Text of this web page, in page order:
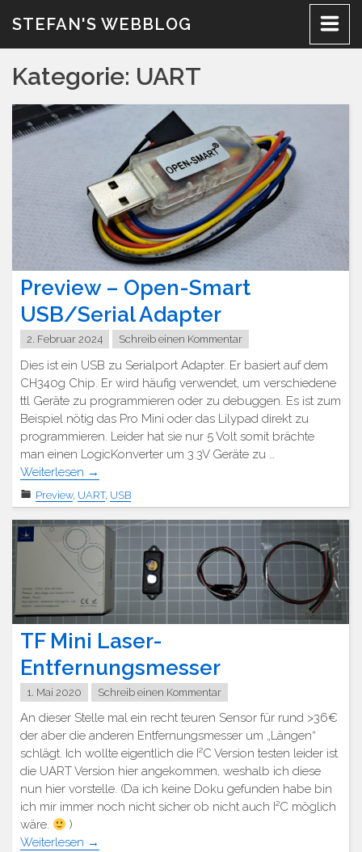
InhaltSTEFAN'S WEBBLOG
Kategorie: UART
Preview – Open-Smart
USB/Serial Adapter
2. Februar 2024 Schreib einen Kommentar
Dies ist ein USB zu Serialport Adapter. Er basiert auf dem
CH340g Chip. Er wird häufig verwendet, um verschiedene
ttl Geräte zu programmieren oder zu debuggen. Es ist zum
Beispiel nötig das Pro Mini oder das Lilypad direkt zu
programmieren. Leider hat sie nur 5 Volt somit brächte
man einen LogicKonverter um 3.3V Geräte zu …
Weiterlesen →
Preview, UART, USB
TF Mini Laser-
Entfernungsmesser
1. Mai 2020 Schreib einen Kommentar
An dieser Stelle mal ein recht teuren Sensor für rund >36€
der aber die anderen Entfernungsmesser um „Längen“
schlägt. Ich wollte eigentlich die I²C Version testen leider ist
die UART Version hier angekommen, weshalb ich diese
nun hier vorstelle. (Da ich keine Doku gefunden habe bin
ich mir immer noch nicht sicher ob nicht auch I²C möglich
wäre.
)
Weiterlesen →